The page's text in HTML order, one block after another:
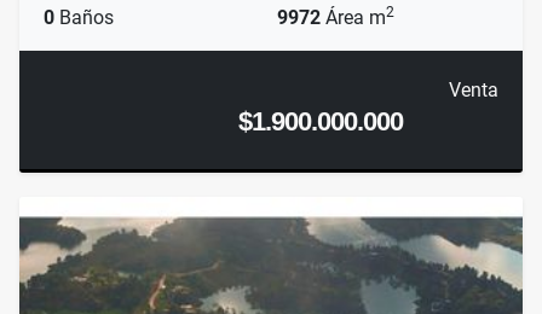
0 Baños 9972 Área m2
Venta
$1.900.000.000